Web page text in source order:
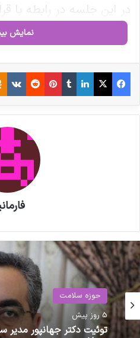
در این جلسه در رابطه با
دارویی در جایگاه
محصولات خود را خارج از
همچنین در نظر گرفتن
دارویی در خصوص تامین
دیگر این جلسه بود.
رفت
مصاحبه
کنندگان
بسته بندی
نمایش
فیس بوک X لینکدین ‫تامبلر ‫پین‌ترست ‫رددیت ‫VKontakte
حوزه سلامت
5 روز پیش
بهداشت
30 اردیبهشت 1404 - 11:41 ق.ظ